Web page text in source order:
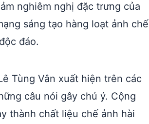
nghiêm nghị đặc trưng của
sáng tạo hàng loạt ảnh chế
đáo.
Tùng Vân xuất hiện trên các
câu nói gây chú ý. Cộng
thành chất liệu chế ảnh hài